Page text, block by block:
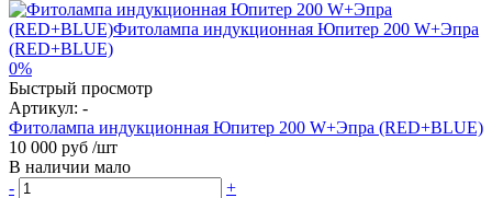
0%
Быстрый просмотр
Артикул: -
Фитолампа индукционная Юпитер 200 W+Эпра (RED+BLUE)
10 000 руб /шт
В наличии мало
-
+